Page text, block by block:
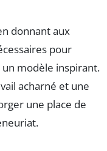
donnant aux
pour
modèle inspirant.
acharné et une
une place de